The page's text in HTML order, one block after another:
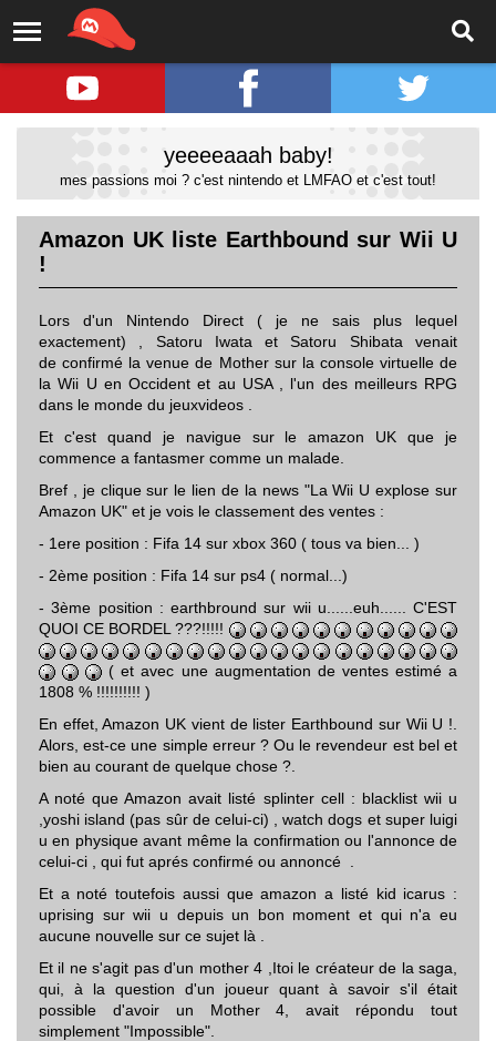
yeeeeaaah baby!
mes passions moi ? c'est nintendo et LMFAO et c'est tout!
Amazon UK liste Earthbound sur Wii U
!
Lors d'un Nintendo Direct ( je ne sais plus lequel
exactement) , Satoru Iwata et Satoru Shibata venait
de confirmé la venue de Mother sur la console virtuelle de
la Wii U en Occident et au USA , l'un des meilleurs RPG
dans le monde du jeuxvideos .
Et c'est quand je navigue sur le amazon UK que je
commence a fantasmer comme un malade.
Bref , je clique sur le lien de la news "La Wii U explose sur
Amazon UK" et je vois le classement des ventes :
- 1ere position : Fifa 14 sur xbox 360 ( tous va bien... )
- 2ème position : Fifa 14 sur ps4 ( normal...)
- 3ème position : earthbround sur wii u......euh...... C'EST
QUOI CE BORDEL ???!!!!!
( et avec une augmentation de ventes estimé a
1808 % !!!!!!!!!! )
En effet, Amazon UK vient de lister Earthbound sur Wii U !.
Alors, est-ce une simple erreur ? Ou le revendeur est bel et
bien au courant de quelque chose ?.
A noté que Amazon avait listé splinter cell : blacklist wii u
,yoshi island (pas sûr de celui-ci) , watch dogs et super luigi
u en physique avant même la confirmation ou l'annonce de
celui-ci , qui fut aprés confirmé ou annoncé .
Et a noté toutefois aussi que amazon a listé kid icarus :
uprising sur wii u depuis un bon moment et qui n'a eu
aucune nouvelle sur ce sujet là .
Et il ne s'agit pas d'un mother 4 ,Itoi le créateur de la saga,
qui, à la question d'un joueur quant à savoir s'il était
possible d'avoir un Mother 4, avait répondu tout
simplement "Impossible".